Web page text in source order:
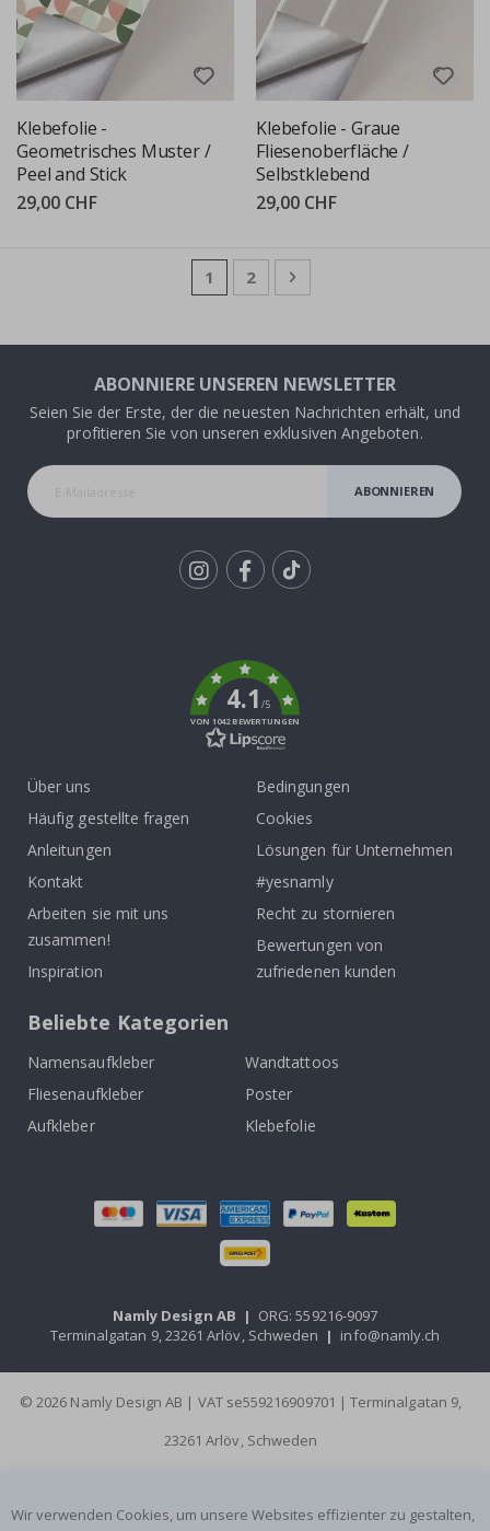
Klebefolie -
Geometrisches Muster /
Peel and Stick
29,00 CHF
Klebefolie - Graue
Fliesenoberfläche /
Selbstklebend
29,00 CHF
Seite
Sie lesen gerade die Seite
1 Seite
2 Seite
Weiter
ABONNIERE UNSEREN NEWSLETTER
Seien Sie der Erste, der die neuesten Nachrichten erhält, und
profitieren Sie von unseren exklusiven Angeboten.
ABONNIEREN
4.1/5
VON 1042 BEWERTUNGEN
Über uns
Häufig gestellte fragen
Anleitungen
Kontakt
Arbeiten sie mit uns
zusammen!
Inspiration
Bedingungen
Cookies
Lösungen für Unternehmen
#yesnamly
Recht zu stornieren
Bewertungen von
zufriedenen kunden
Beliebte Kategorien
Namensaufkleber
Wandtattoos
Fliesenaufkleber
Poster
Aufkleber
Klebefolie
Namly Design AB | ORG: 559216-9097
Terminalgatan 9, 23261 Arlöv, Schweden | info@namly.ch
© 2026 Namly Design AB | VAT se559216909701 | Terminalgatan 9,
23261 Arlöv, Schweden
Wir verwenden Cookies, um unsere Websites effizienter zu gestalten,